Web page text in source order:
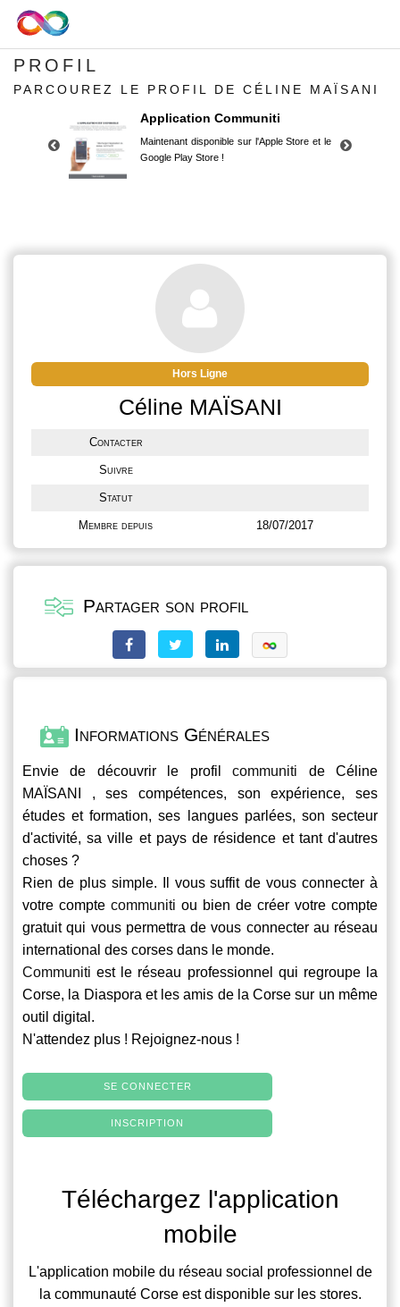
PROFIL
PARCOUREZ LE PROFIL DE CÉLINE MAÏSANI
Application Communiti
Maintenant disponible sur l'Apple Store et le
Google Play Store !
Google Play Store !
Hors Ligne
Céline MAÏSANI
Contacter
Suivre
Statut
Membre depuis 18/07/2017
Partager son profil
Informations Générales
Envie de découvrir le profilcommuniti de Céline
MAÏSANI , ses compétences, son expérience, ses
études et formation, ses langues parlées, son secteur
d'activité, sa ville et pays de résidence et tant d'autres
choses ?
Rien de plus simple. Il vous suffit de vous connecter à
votre compte communiti ou bien de créer votre compte
gratuit qui vous permettra de vous connecter au réseau
international des corses dans le monde.
Communiti est le réseau professionnel qui regroupe la
Corse, la Diaspora et les amis de la Corse sur un même
outil digital.
N'attendez plus ! Rejoignez-nous !
SE CONNECTER
INSCRIPTION
Téléchargez l'application
mobile
L'application mobile du réseau social professionnel de
la communauté Corse est disponible sur les stores.